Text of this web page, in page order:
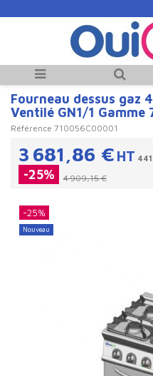
Fourneau dessus gaz
Ventilé GN1/1 Gamme
Référence 710056C00001
3 681,86 € HT
-25% 4 909,15 €
-25%
Nouveau